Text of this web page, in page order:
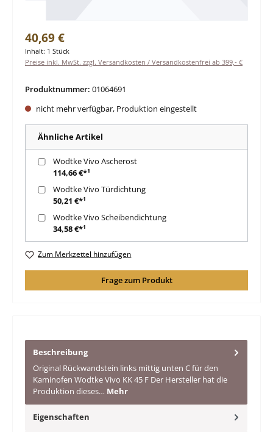
Regulärer Preis:
40,69 €
Inhalt: 1 Stück
Preise inkl. MwSt. zzgl. Versandkosten / Versandkostenfrei ab 399,- €
Produktnummer: 01064691
nicht mehr verfügbar, Produktion eingestellt
Ähnliche Artikel
Wodtke Vivo Ascherost
114,66 €*¹
Wodtke Vivo Türdichtung
50,21 €*¹
Wodtke Vivo Scheibendichtung
34,58 €*¹
Zum Merkzettel hinzufügen
Frage zum Produkt
Beschreibung
Original Rückwandstein links mittig unten C für den
Kaminofen Wodtke Vivo KK 45 F Der Hersteller hat die
Produktion dieses… Mehr
Eigenschaften